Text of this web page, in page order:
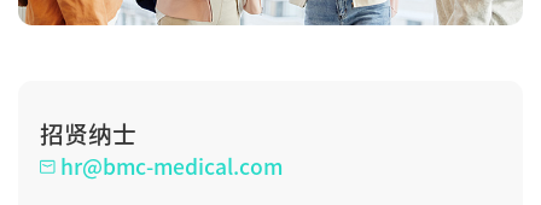
招贤纳士
hr@bmc-medical.com